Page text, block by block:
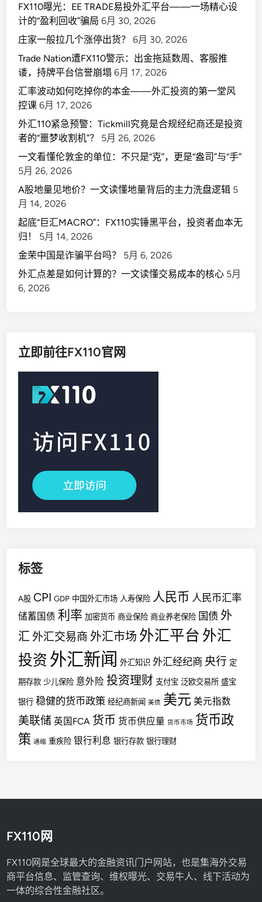
FX110曝光：EE TRADE易投外汇平台——一场精心设
计的“盈利回收”骗局 6月 30, 2026
庄家一般拉几个涨停出货？
6月 30, 2026
Trade Nation遭FX110警示：出金拖延数周、客服推
诿，持牌平台信誉崩塌 6月 17, 2026
汇率波动如何吃掉你的本金——外汇投资的第一堂风
控课 6月 17, 2026
外汇110紧急预警：Tickmill究竟是合规经纪商还是投资
者的“噩梦收割机”？
5月 26, 2026
一文看懂伦敦金的单位：不只是“克”，更是“盎司”与“手”
5月 26, 2026
A股地量见地价？一文读懂地量背后的主力洗盘逻辑 5
月 14, 2026
起底“巨汇MACRO”：FX110实锤黑平台，投资者血本无
归！
5月 14, 2026
金荣中国是诈骗平台吗？
5月 6, 2026
外汇点差是如何计算的？一文读懂交易成本的核心 5月
6, 2026
立即前往FX110官网
标签
A股 CPI GDP 中国外汇市场 人寿保险 人民币 人民币汇率
储蓄国债 利率 加密货币 商业保险 商业养老保险 国债 外
汇 外汇交易商 外汇市场 外汇平台 外汇
投资 外汇新闻 外汇知识 外汇经纪商 央行 定
期存款 少儿保险 意外险 投资理财 支付宝 泛欧交易所 盛宝
银行 稳健的货币政策 经纪商新闻 美债 美元 美元指数
美联储 英国FCA 货币 货币供应量 货币市场 货币政
策 通缩 重疾险 银行利息 银行存款 银行理财
FX110网
FX110网是全球最大的金融资讯门户网站，也是集海外交易
商平台信息、监管查询、维权曝光、交易牛人、线下活动为
一体的综合性金融社区。